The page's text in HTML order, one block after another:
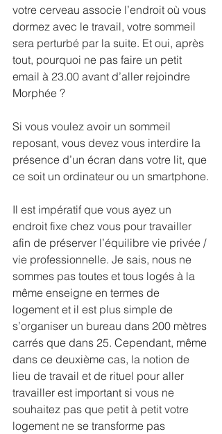
votre cerveau associe l’endroit où vous
dormez avec le travail, votre sommeil
sera perturbé par la suite. Et oui, après
tout, pourquoi ne pas faire un petit
email à 23.00 avant d’aller rejoindre
Morphée ?
Si vous voulez avoir un sommeil
reposant, vous devez vous interdire la
présence d’un écran dans votre lit, que
ce soit un ordinateur ou un smartphone.
Il est impératif que vous ayez un
endroit fixe chez vous pour travailler
afin de préserver l’équilibre vie privée /
vie professionnelle. Je sais, nous ne
sommes pas toutes et tous logés à la
même enseigne en termes de
logement et il est plus simple de
s’organiser un bureau dans 200 mètres
carrés que dans 25. Cependant, même
dans ce deuxième cas, la notion de
lieu de travail et de rituel pour aller
travailler est important si vous ne
souhaitez pas que petit à petit votre
logement ne se transforme pas